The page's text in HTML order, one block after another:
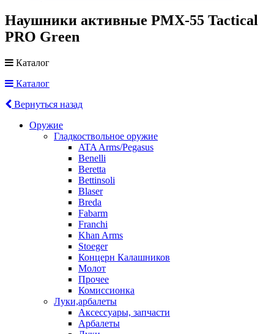
Наушники активные PMX-55 Tactical
PRO Green
Каталог
Каталог
Вернуться назад
Оружие
Гладкоствольное оружие
ATA Arms/Pegasus
Benelli
Beretta
Bettinsoli
Blaser
Breda
Fabarm
Franchi
Khan Arms
Stoeger
Концерн Калашников
Молот
Прочее
Комиссионка
Луки,арбалеты
Аксессуары, запчасти
Арбалеты